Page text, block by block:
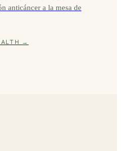
anticáncer a la mesa de
→